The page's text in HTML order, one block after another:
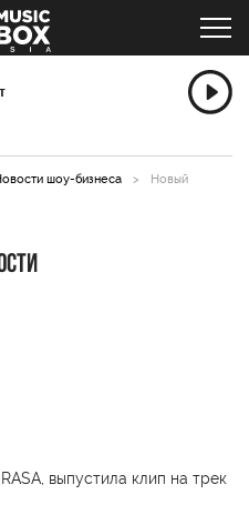
шоу-бизнеса >
Новый
выпустила клип на трек